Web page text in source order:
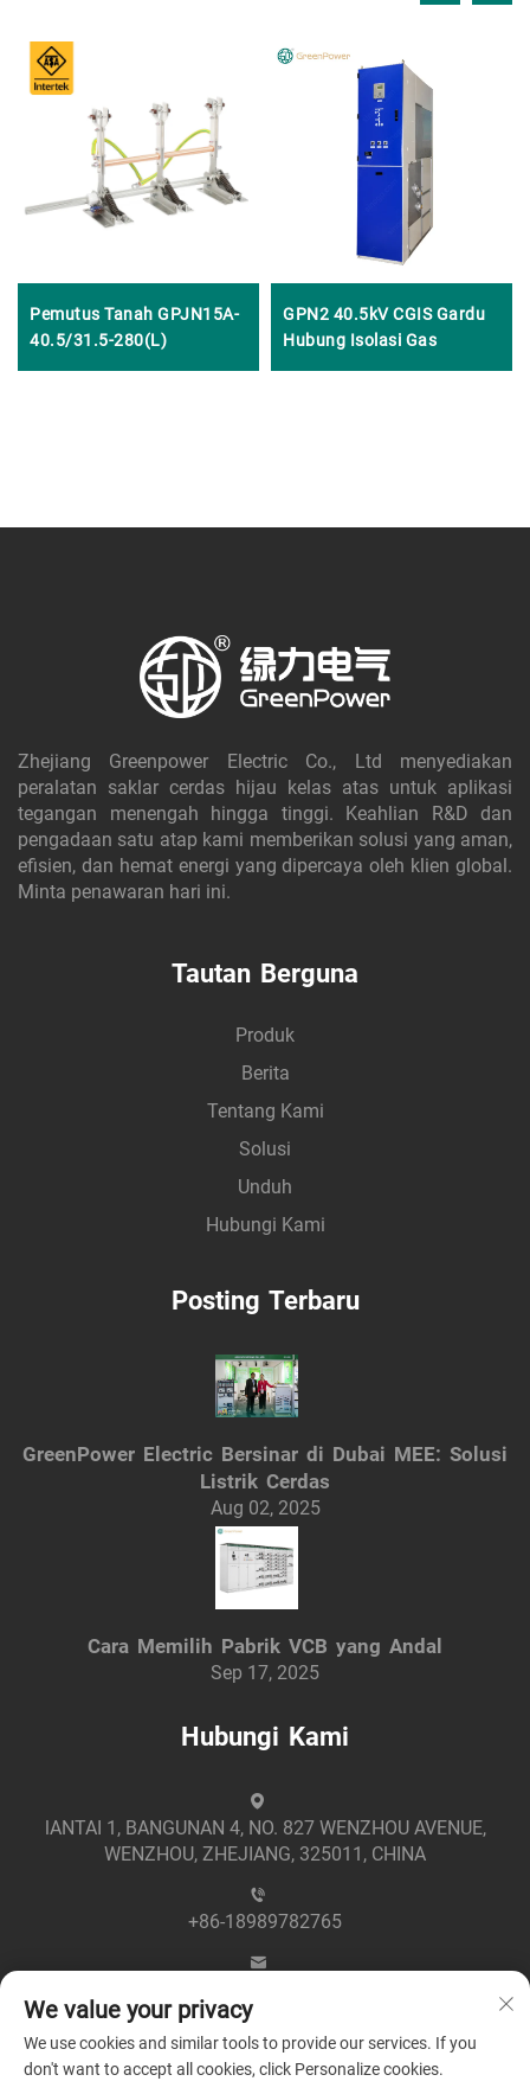
Pemutus Tanah GPJN15A-
40.5/31.5-280(L)
GPN2 40.5kV CGIS Gardu
Hubung Isolasi Gas
Zhejiang Greenpower Electric Co., Ltd menyediakan
peralatan saklar cerdas hijau kelas atas untuk aplikasi
tegangan menengah hingga tinggi. Keahlian R&D dan
pengadaan satu atap kami memberikan solusi yang aman,
efisien, dan hemat energi yang dipercaya oleh klien global.
Minta penawaran hari ini.
Tautan Berguna
Produk
Berita
Tentang Kami
Solusi
Unduh
Hubungi Kami
Posting Terbaru
GreenPower Electric Bersinar di Dubai MEE: Solusi
Listrik Cerdas
Aug 02, 2025
Cara Memilih Pabrik VCB yang Andal
Sep 17, 2025
Hubungi Kami
lANTAI 1, BANGUNAN 4, NO. 827 WENZHOU AVENUE,
WENZHOU, ZHEJIANG, 325011, CHINA
+86-18989782765
We value your privacy
We use cookies and similar tools to provide our services. If you
don't want to accept all cookies, click Personalize cookies.